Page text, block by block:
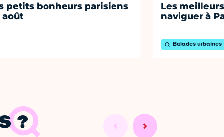
petits bonheurs parisiens
août
Les
naviguer à
Balades urbaines
?